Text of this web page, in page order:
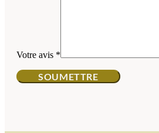
Votre avis *